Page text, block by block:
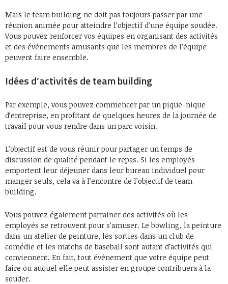
Mais le team building ne doit pas toujours passer par une
réunion animée pour atteindre l’objectif d’une équipe soudée.
Vous pouvez renforcer vos équipes en organisant des activités
et des événements amusants que les membres de l’équipe
peuvent faire ensemble.
Idées d’activités de team building
Par exemple, vous pouvez commencer par un pique-nique
d’entreprise, en profitant de quelques heures de la journée de
travail pour vous rendre dans un parc voisin.
L’objectif est de vous réunir pour partager un temps de
discussion de qualité pendant le repas. Si les employés
emportent leur déjeuner dans leur bureau individuel pour
manger seuls, cela va à l’encontre de l’objectif de team
building.
Vous pouvez également parrainer des activités où les
employés se retrouvent pour s’amuser. Le bowling, la peinture
dans un atelier de peinture, les sorties dans un club de
comédie et les matchs de baseball sont autant d’activités qui
conviennent. En fait, tout événement que votre équipe peut
faire ou auquel elle peut assister en groupe contribuera à la
souder.